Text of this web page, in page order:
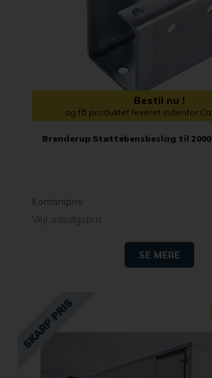
Bestil nu !
og få produktet leveret indenfor
Brenderup Støttebensbeslag til
Kontantpris
Vejl. udsalgspris
SE MERE